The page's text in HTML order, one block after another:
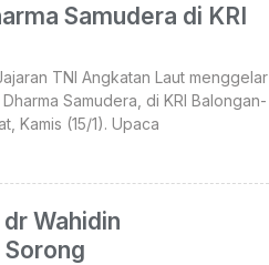
Samudera di KRI
TNI Angkatan Laut menggelar
Samudera, di KRI Balongan-
Kamis (15/1). Upaca
Wahidin